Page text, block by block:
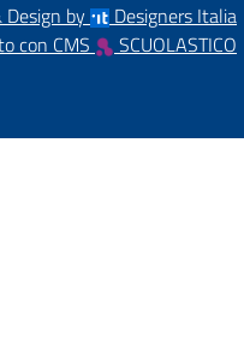
by
Designers Italia
con CMS
SCUOLASTICO